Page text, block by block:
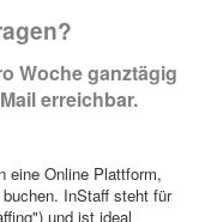
Woche ganztägig
erreichbar.
eine Online Plattform,
InStaff steht für
und ist ideal